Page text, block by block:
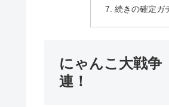
続きの確定ガ
にゃんこ大戦
連！